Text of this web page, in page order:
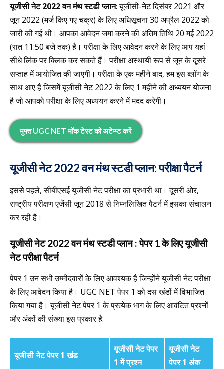
यूजीसी नेट 2022 वन मंथ स्टडी प्लान: यूजीसी-नेट दिसंबर 2021 और
जून 2022 (मर्ज किए गए चक्र) के लिए अधिसूचना 30 अप्रैल 2022 को
जारी की गई थी। आपका आवेदन जमा करने की अंतिम तिथि 20 मई 2022
(रात 11:50 बजे तक) है। परीक्षा के लिए आवेदन करने के लिए आप यहां
सीधे लिंक पर क्लिक कर सकते हैं। परीक्षा अस्थायी रूप से जून के दूसरे
सप्ताह में आयोजित की जाएगी। परीक्षा के एक महीने बाद, हम इस ब्लॉग के
साथ आए हैं जिसमें यूजीसी नेट 2022 के लिए 1 महीने की अध्ययन योजना
है जो आपको परीक्षा के लिए अध्ययन करने में मदद करेगी।
मुफ्तUGC NET मॉक टेस्ट को अटेम्प्ट करें
यूजीसी नेट 2022 वन मंथ स्टडी प्लान:परीक्षा पैटर्न
इससे पहले, सीबीएसई यूजीसी नेट परीक्षा का प्रभारी था। दूसरी ओर,
राष्ट्रीय परीक्षण एजेंसी जून 2018 से निम्नलिखित पैटर्न में इसका संचालन
कर रही है।
यूजीसी नेट 2022 वन मंथ स्टडी प्लान :पेपर 1 के लिए यूजीसी
नेट परीक्षा पैटर्न
पेपर 1 उन सभी उम्मीदवारों के लिए आवश्यक है जिन्होंने यूजीसी नेट परीक्षा
के लिए आवेदन किया है। UGC NET पेपर 1 को दस खंडों में विभाजित
किया गया है। यूजीसी नेट पेपर 1 के प्रत्येक भाग के लिए आवंटित प्रश्नों
और अंकों की संख्या इस प्रकार है:
यूजीसी नेट पेपर 1 खंड
यूजीसी नेट पेपर
1 में प्रश्न
यूजीसी नेट
पेपर 1 अंक